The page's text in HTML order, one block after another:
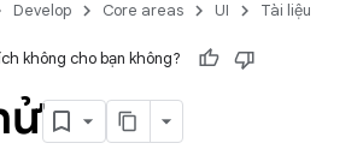
Develop Core areas UI Tài liệu
không cho bạn không?